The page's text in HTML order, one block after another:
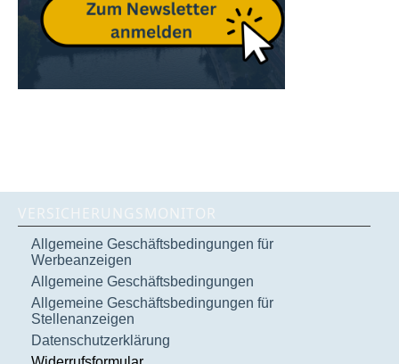
VERSICHERUNGSMONITOR
Allgemeine Geschäftsbedingungen für
Werbeanzeigen
Allgemeine Geschäftsbedingungen
Allgemeine Geschäftsbedingungen für
Stellenanzeigen
Datenschutzerklärung